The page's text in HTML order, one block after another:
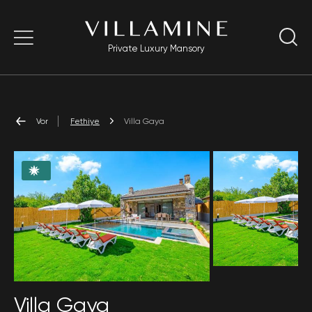
Private Luxury Mansory
Vor Fethiye Villa Gaya
Villa Gaya